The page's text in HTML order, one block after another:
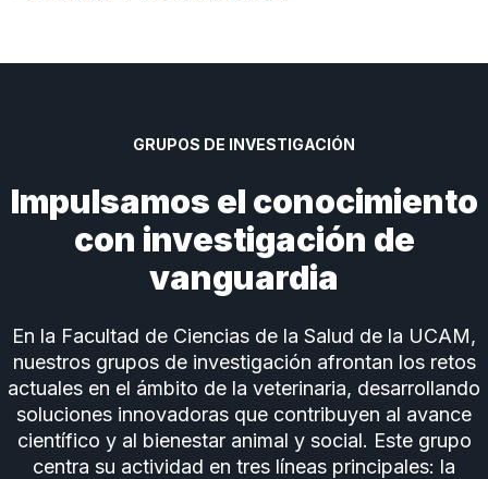
GRUPOS DE INVESTIGACIÓN
Impulsamos el conocimiento
con investigación de
vanguardia
En la Facultad de Ciencias de la Salud de la UCAM,
nuestros grupos de investigación afrontan los retos
actuales en el ámbito de la veterinaria, desarrollando
soluciones innovadoras que contribuyen al avance
científico y al bienestar animal y social. Este grupo
centra su actividad en tres líneas principales: la